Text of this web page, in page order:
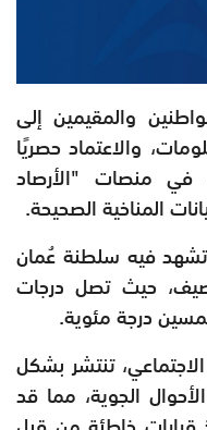
والمقيمين إلى
والاعتماد حصريًا
في منصات "الأرصاد
المناخية الصحيحة.
فيه سلطنة عُمان
حيث تصل درجات
درجة مئوية.
تنتشر بشكل
الجوية، مما قد